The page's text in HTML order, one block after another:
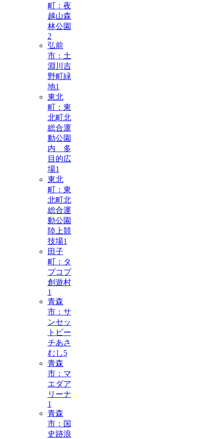
町：夜
越山森
林公園
2
弘前
市：土
淵川吉
野町緑
地1
東北
町：東
北町北
総合運
動公園
内 多
目的広
場1
東北
町：東
北町北
総合運
動公園
陸上競
技場1
田子
町：タ
プコプ
創遊村
1
青森
市：サ
ンセッ
トビー
チあさ
むし5
青森
市：マ
エダア
リーナ
1
青森
市：国
史跡浪